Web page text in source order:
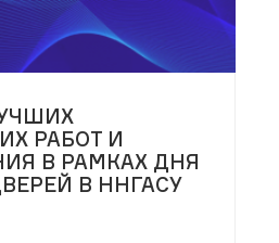
РАБОТ И
В РАМКАХ ДНЯ
В ННГАСУ